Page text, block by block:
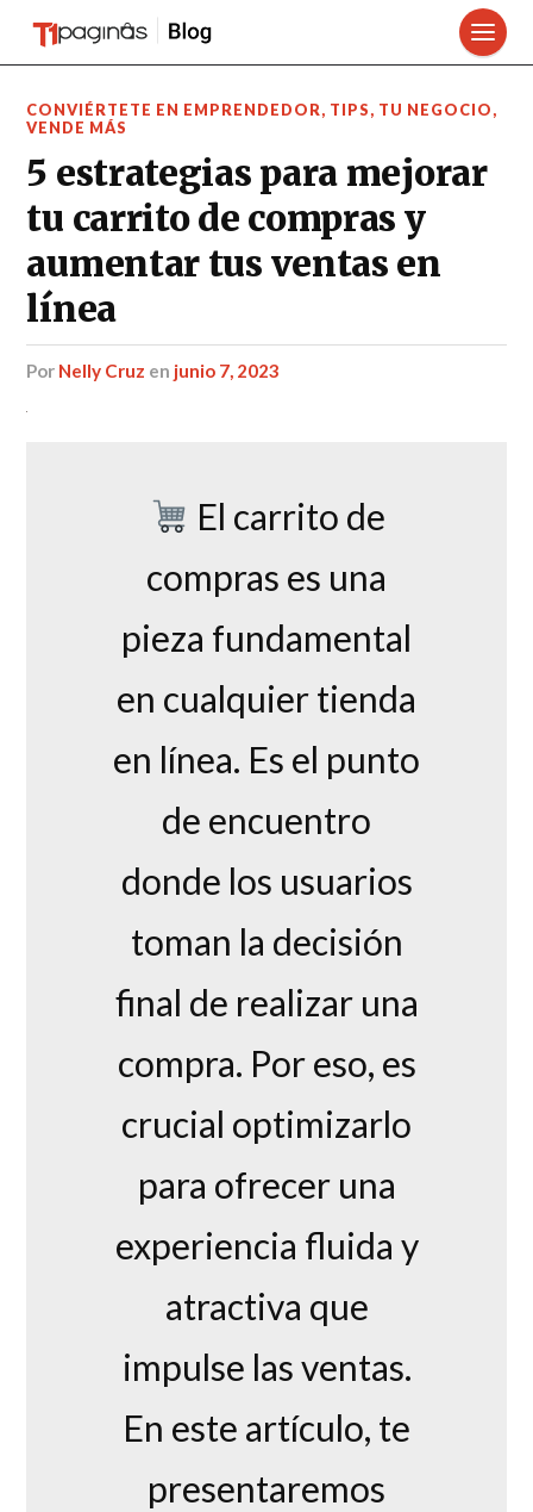
CONVIÉRTETE EN EMPRENDEDOR, TIPS, TU NEGOCIO,
VENDE MÁS
5 estrategias para mejorar
tu carrito de compras y
aumentar tus ventas en
línea
por Nelly Cruz en junio 7, 2023
El carrito de
compras es una
pieza fundamental
en cualquier tienda
en línea. Es el punto
de encuentro
donde los usuarios
toman la decisión
final de realizar una
compra. Por eso, es
crucial optimizarlo
para ofrecer una
experiencia fluida y
atractiva que
impulse las ventas.
En este artículo, te
presentaremos